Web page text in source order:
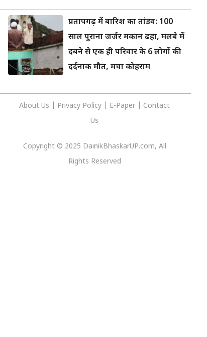
प्रतापगढ़ में बारिश का तांडव: 100
साल पुराना जर्जर मकान ढहा, मलबे में
दबने से एक ही परिवार के 6 लोगों की
दर्दनाक मौत, मचा कोहराम
About Us Privacy Policy E-Paper
Contact
Us
Copyright © 2025 DainikBhaskarUP.com, All
Rights Reserved